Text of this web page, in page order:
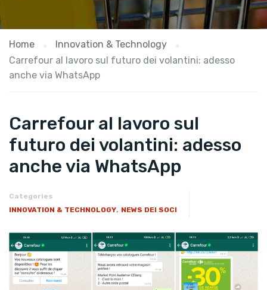
Home
Innovation & Technology
Carrefour al lavoro sul futuro dei volantini: adesso
anche via WhatsApp
Carrefour al lavoro sul
futuro dei volantini: adesso
anche via WhatsApp
Categories
INNOVATION & TECHNOLOGY, NEWS DEI SOCI